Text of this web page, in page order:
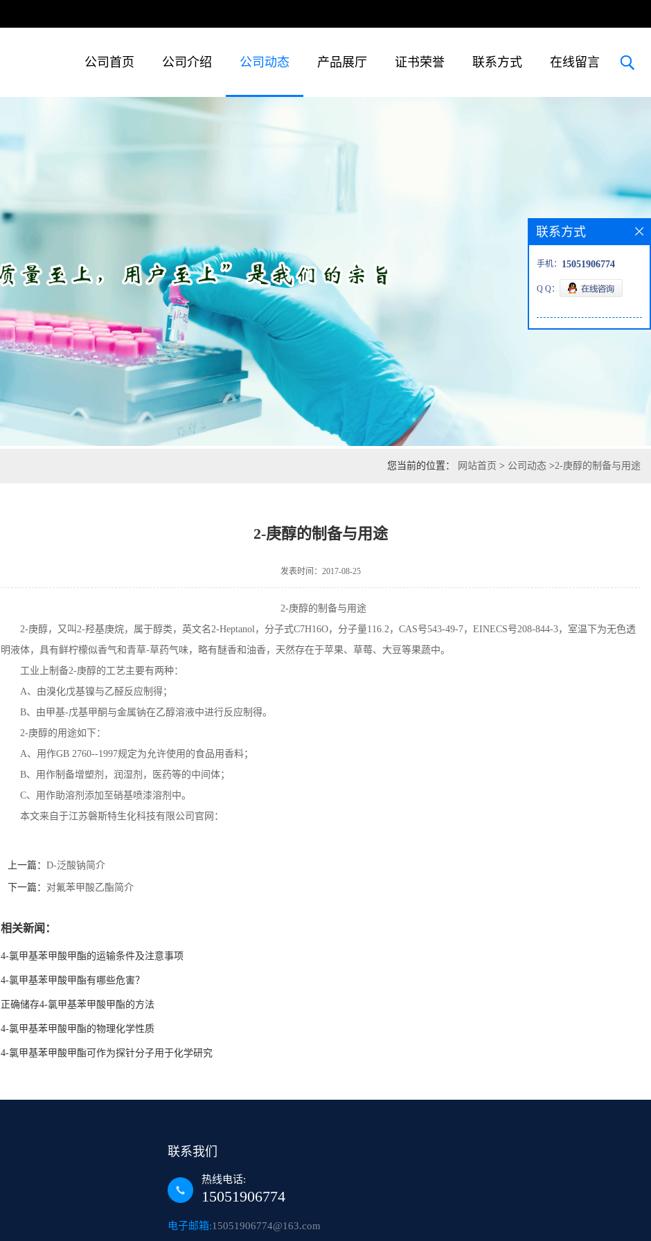
公司首页 公司介绍 公司动态 产品展厅 证书荣誉 联系方式 在线留言
您当前的位置： 网站首页 > 公司动态 >2-庚醇的制备与用途
2-庚醇的制备与用途
发表时间：2017-08-25
2-庚醇的制备与用途
2-庚醇，又叫2-羟基庚烷，属于醇类，英文名2-Heptanol，分子式C7H16O，分子量116.2， CAS号543-49-7， EINECS号208-844-3，室温下为无色透
明液体，具有鲜柠檬似香气和青草-草药气味，略有醚香和油香，天然存在于苹果、草莓、大豆等果蔬中。
工业上制备2-庚醇的工艺主要有两种：
A、由溴化戊基镍与乙醛反应制得；
B、由甲基-戊基甲酮与金属钠在乙醇溶液中进行反应制得。
2-庚醇的用途如下：
A、用作GB 2760--1997规定为允许使用的食品用香料；
B、用作制备增塑剂，润湿剂，医药等的中间体；
C、用作助溶剂添加至硝基喷漆溶剂中。
本文来自于江苏磐斯特生化科技有限公司官网：
上一篇： D-泛酸钠简介
下一篇： 对氟苯甲酸乙酯简介
相关新闻：
4-氯甲基苯甲酸甲酯的运输条件及注意事项
4-氯甲基苯甲酸甲酯有哪些危害？
正确储存4-氯甲基苯甲酸甲酯的方法
4-氯甲基苯甲酸甲酯的物理化学性质
4-氯甲基苯甲酸甲酯可作为探针分子用于化学研究
联系方式
手机： 15051906774
Q Q：
联系我们
热线电话:
15051906774
电子邮箱:15051906774@163.com